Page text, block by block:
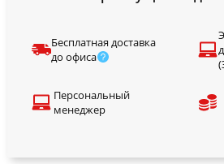
Бесплатная доставка
до офиса
Персональный
менеджер